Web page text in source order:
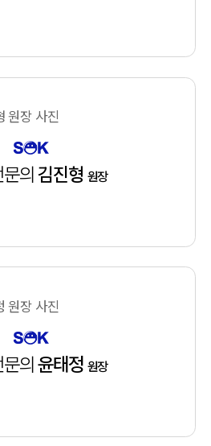
의김진형 원장
의윤태정 원장